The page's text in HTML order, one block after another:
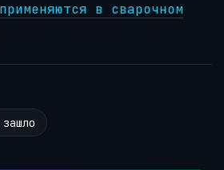
в сварочном